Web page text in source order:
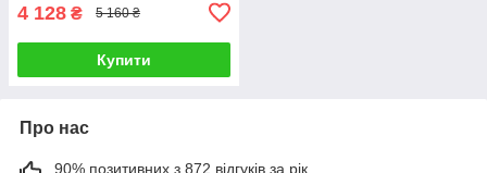
4 128 ₴ 5 160 ₴
Купити
Про нас
90% позитивних з 872 відгуків за рік